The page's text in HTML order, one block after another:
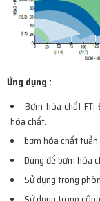
Ứng dụng :
Bơm hóa chất
hóa chất.
bơm hóa chất
Dùng để bơm hóa
Sử dụng trong